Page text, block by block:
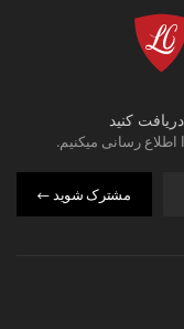
کنید
اطلاع رسانی میکنیم.
مشترک شوید